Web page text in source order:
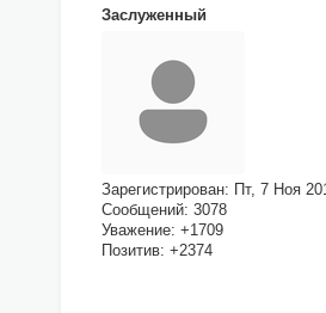
Заслуженный
Зарегистрирован: Пт, 7 Ноя
Сообщений: 3078
Уважение: +1709
Позитив: +2374